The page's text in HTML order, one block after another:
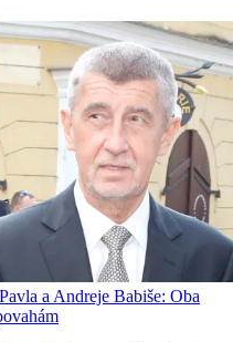
a Andreje Babiše: Oba